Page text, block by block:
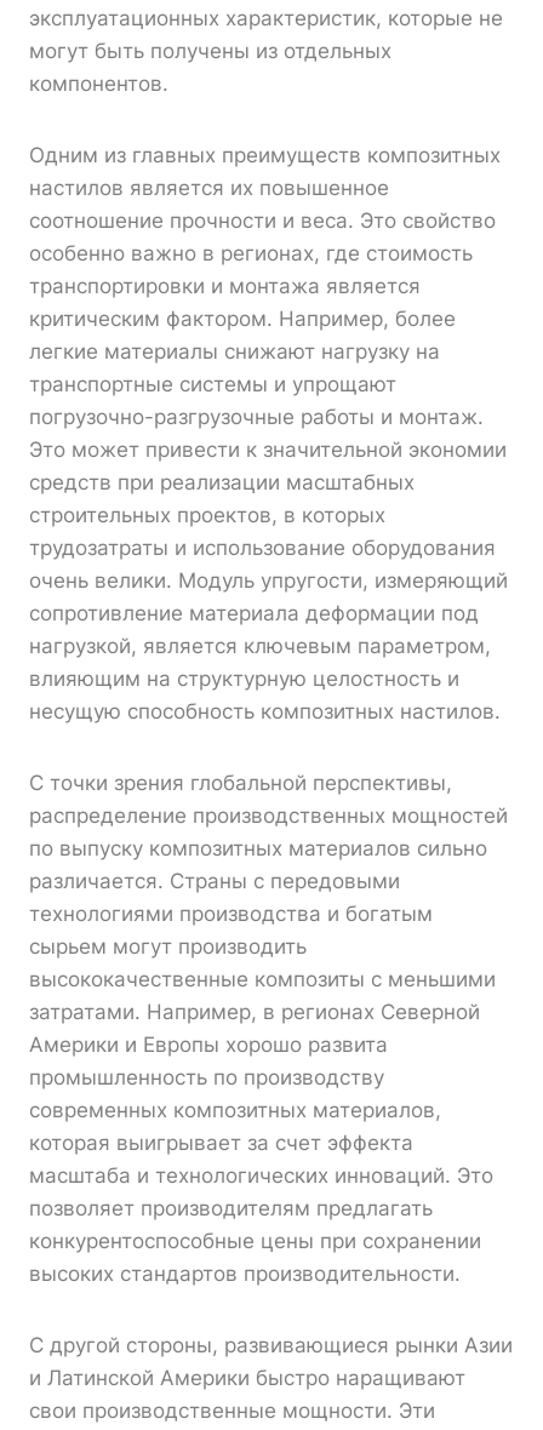
эксплуатационных характеристик, которые не
могут быть получены из отдельных
компонентов.
Одним из главных преимуществ композитных
настилов является их повышенное
соотношение прочности и веса. Это свойство
особенно важно в регионах, где стоимость
транспортировки и монтажа является
критическим фактором. Например, более
легкие материалы снижают нагрузку на
транспортные системы и упрощают
погрузочно-разгрузочные работы и монтаж.
Это может привести к значительной экономии
средств при реализации масштабных
строительных проектов, в которых
трудозатраты и использование оборудования
очень велики. Модуль упругости, измеряющий
сопротивление материала деформации под
нагрузкой, является ключевым параметром,
влияющим на структурную целостность и
несущую способность композитных настилов.
С точки зрения глобальной перспективы,
распределение производственных мощностей
по выпуску композитных материалов сильно
различается. Страны с передовыми
технологиями производства и богатым
сырьем могут производить
высококачественные композиты с меньшими
затратами. Например, в регионах Северной
Америки и Европы хорошо развита
промышленность по производству
современных композитных материалов,
которая выигрывает за счет эффекта
масштаба и технологических инноваций. Это
позволяет производителям предлагать
конкурентоспособные цены при сохранении
высоких стандартов производительности.
С другой стороны, развивающиеся рынки Азии
и Латинской Америки быстро наращивают
свои производственные мощности. Эти